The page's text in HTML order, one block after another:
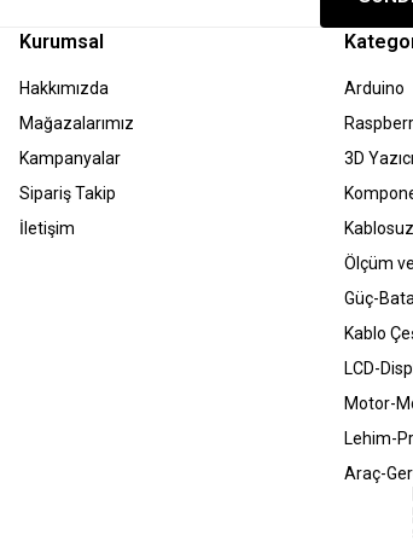
Kurumsal
Hakkımızda
Mağazalarımız
Kampanyalar
Sipariş Takip
İletişim
Arduino
3D Yazıcı
Ölçüm
Güç-
Kablo
LCD-
Motor-
Lehim-
Araç-